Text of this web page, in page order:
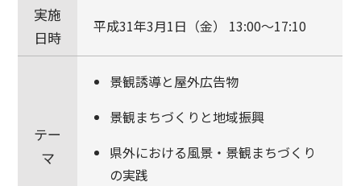
実施
日時
平成31年3月1日（金） 13:00～17:10
テー
マ
景観誘導と屋外広告物
景観まちづくりと地域振興
県外における風景・景観まちづくり
の実践